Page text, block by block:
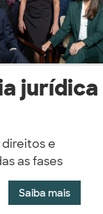
jurídica
e
as fases
Saiba mais